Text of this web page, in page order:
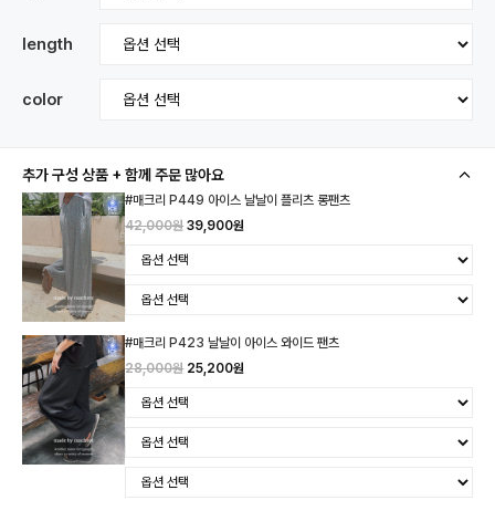
length
color
추가 구성 상품 + 함께 주문 많아요
#매크리 P449 아이스 날날이 플리츠 롱팬츠
42,000원 39,900원
#매크리 P423 날날이 아이스 와이드 팬츠
28,000원 25,200원